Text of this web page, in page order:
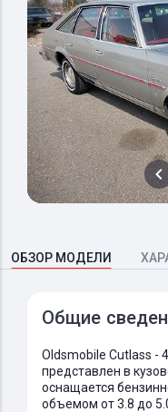
ОБЗОР МОДЕЛИ
Общие
Oldsmobile Cutlass -
представлен в
оснащается
объемом от 3.8 до